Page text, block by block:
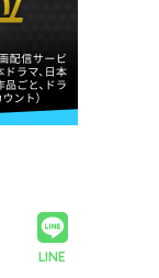
LINE